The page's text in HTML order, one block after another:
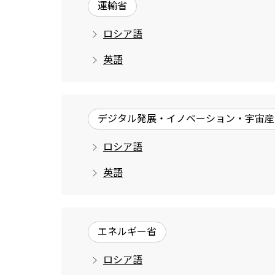
運輸省
ロシア語
英語
デジタル発展・イノベーション・宇宙
ロシア語
英語
エネルギー省
ロシア語